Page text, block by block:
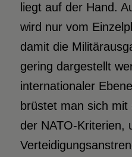
liegt auf der Hand.
wird nur vom
damit die
gering dargestellt
internationaler
brüstet man sich
der NATO-Kriterien,